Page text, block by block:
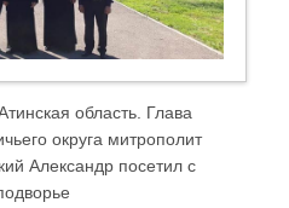
область. Глава
округа митрополит
Александр посетил с